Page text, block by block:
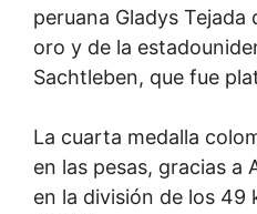
peruana Gladys Tejada
oro y de la
Sachtleben, que fue
La cuarta medalla
en las pesas, gracias a
en la división de los 49